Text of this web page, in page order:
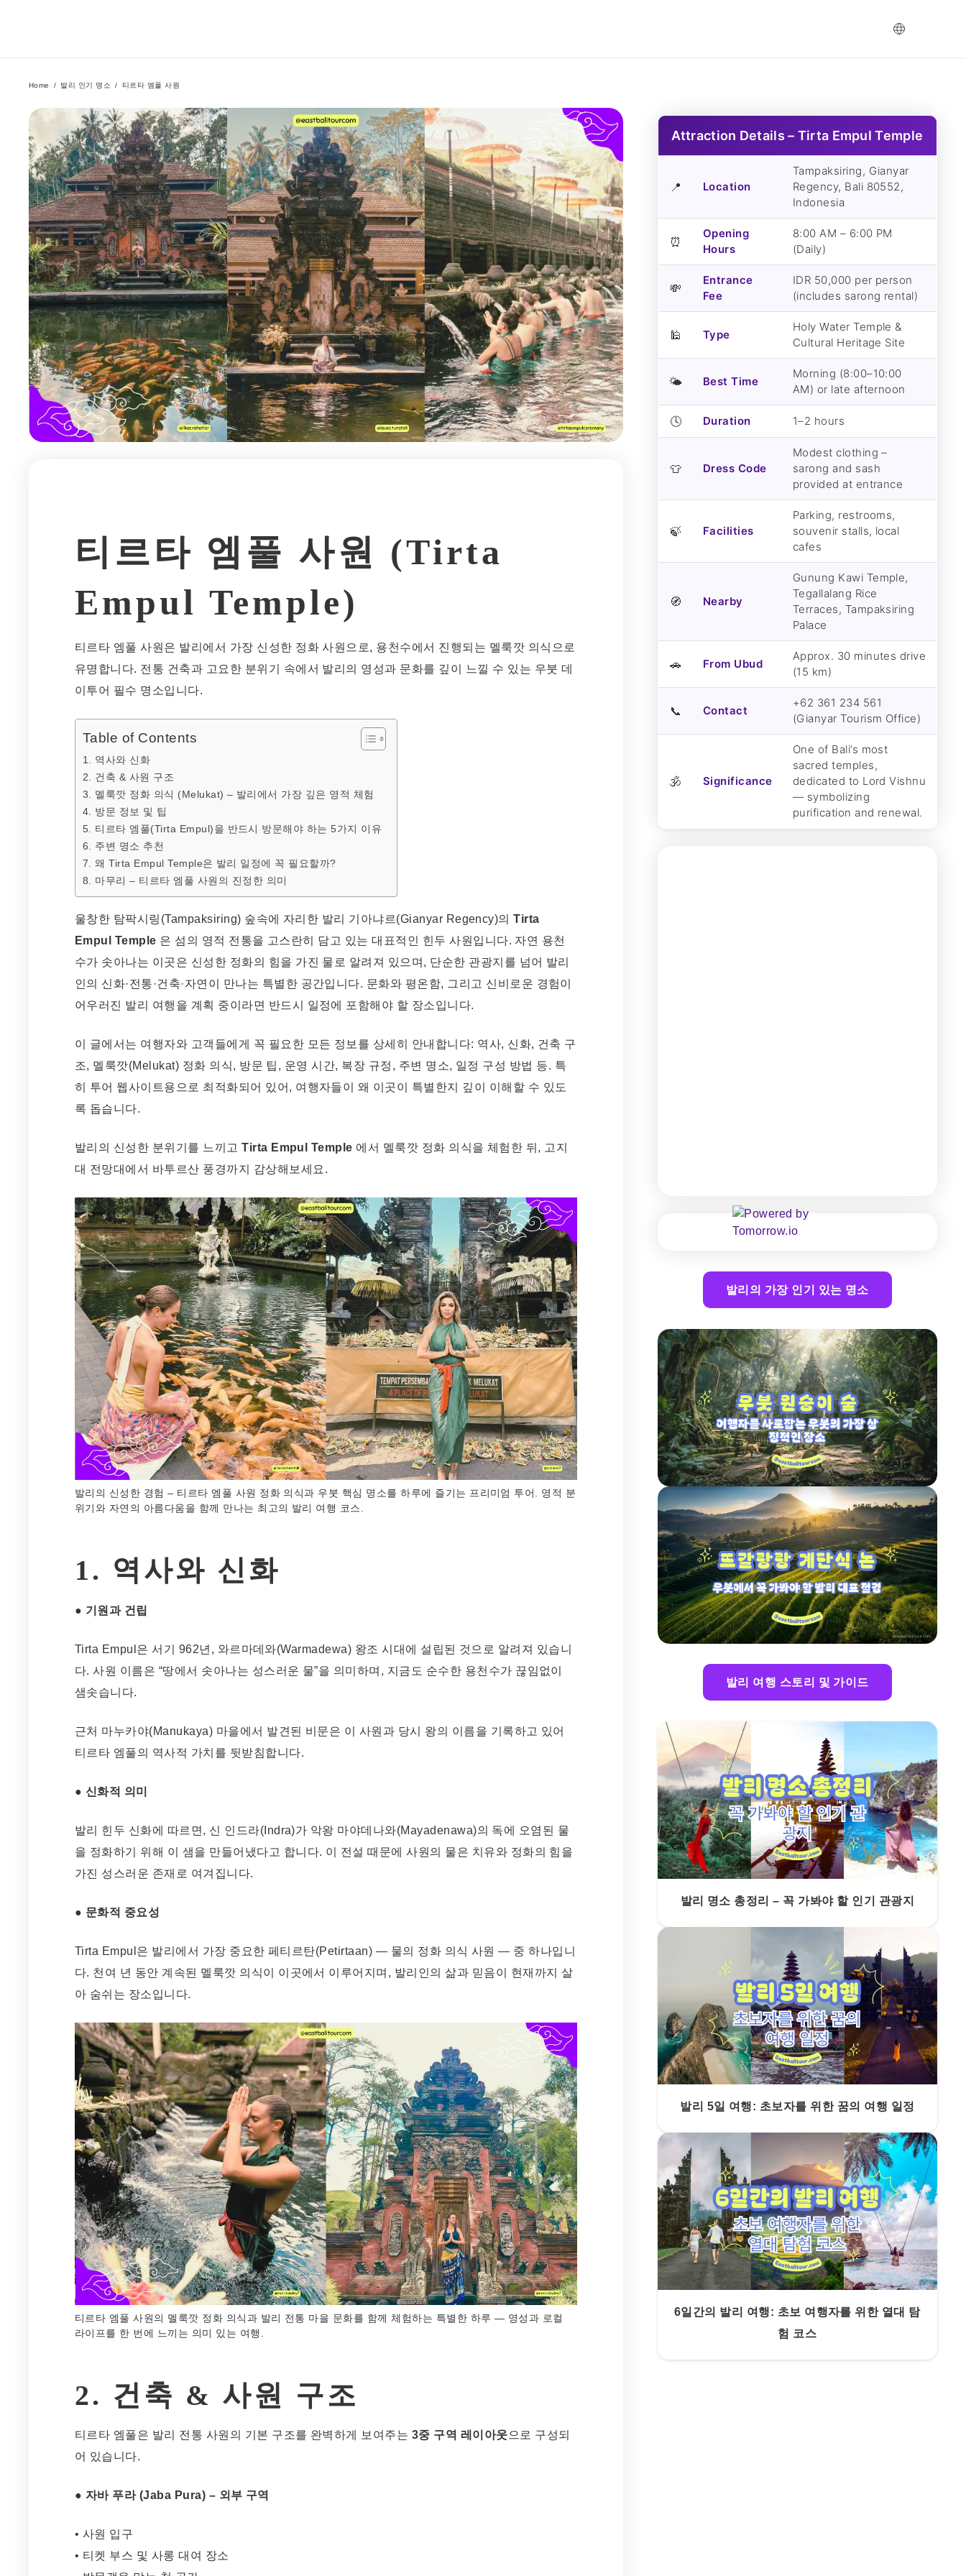
Home / 발리 인기 명소 / 티르타 엠풀 사원
티르타 엠풀 사원 (Tirta
Empul Temple)
티르타 엠풀 사원은 발리에서 가장 신성한 정화 사원으로, 용천수에서 진행되는 멜룩깟 의식으로
유명합니다. 전통 건축과 고요한 분위기 속에서 발리의 영성과 문화를 깊이 느낄 수 있는 우붓 데
이투어 필수 명소입니다.
Table of Contents
1. 역사와 신화
2. 건축 & 사원 구조
3. 멜룩깟 정화 의식 (Melukat) – 발리에서 가장 깊은 영적 체험
4. 방문 정보 및 팁
5. 티르타 엠풀(Tirta Empul)을 반드시 방문해야 하는 5가지 이유
6. 주변 명소 추천
7. 왜 Tirta Empul Temple은 발리 일정에 꼭 필요할까?
8. 마무리 – 티르타 엠풀 사원의 진정한 의미
울창한 탐팍시링(Tampaksiring) 숲속에 자리한 발리 기아냐르(Gianyar Regency)의Tirta
Empul Temple 은 섬의 영적 전통을 고스란히 담고 있는 대표적인 힌두 사원입니다. 자연 용천
수가 솟아나는 이곳은 신성한 정화의 힘을 가진 물로 알려져 있으며, 단순한 관광지를 넘어 발리
인의 신화·전통·건축·자연이 만나는 특별한 공간입니다. 문화와 평온함, 그리고 신비로운 경험이
어우러진 발리 여행을 계획 중이라면 반드시 일정에 포함해야 할 장소입니다.
이 글에서는 여행자와 고객들에게 꼭 필요한 모든 정보를 상세히 안내합니다: 역사, 신화, 건축 구
조, 멜룩깟(Melukat) 정화 의식, 방문 팁, 운영 시간, 복장 규정, 주변 명소, 일정 구성 방법 등. 특
히 투어 웹사이트용으로 최적화되어 있어, 여행자들이 왜 이곳이 특별한지 깊이 이해할 수 있도
록 돕습니다.
발리의 신성한 분위기를 느끼고Tirta Empul Temple 에서 멜룩깟 정화 의식을 체험한 뒤, 고지
대 전망대에서 바투르산 풍경까지 감상해보세요.
발리의 신성한 경험 – 티르타 엠풀 사원 정화 의식과 우붓 핵심 명소를 하루에 즐기는 프리미엄 투어. 영적 분
위기와 자연의 아름다움을 함께 만나는 최고의 발리 여행 코스.
1. 역사와 신화
● 기원과 건립
Tirta Empul은 서기 962년, 와르마데와(Warmadewa) 왕조 시대에 설립된 것으로 알려져 있습니
다. 사원 이름은 “땅에서 솟아나는 성스러운 물”을 의미하며, 지금도 순수한 용천수가 끊임없이
샘솟습니다.
근처 마누카야(Manukaya) 마을에서 발견된 비문은 이 사원과 당시 왕의 이름을 기록하고 있어
티르타 엠풀의 역사적 가치를 뒷받침합니다.
● 신화적 의미
발리 힌두 신화에 따르면, 신 인드라(Indra)가 악왕 마야데나와(Mayadenawa)의 독에 오염된 물
을 정화하기 위해 이 샘을 만들어냈다고 합니다. 이 전설 때문에 사원의 물은 치유와 정화의 힘을
가진 성스러운 존재로 여겨집니다.
● 문화적 중요성
Tirta Empul은 발리에서 가장 중요한 페티르탄(Petirtaan) — 물의 정화 의식 사원 — 중 하나입니
다. 천여 년 동안 계속된 멜룩깟 의식이 이곳에서 이루어지며, 발리인의 삶과 믿음이 현재까지 살
아 숨쉬는 장소입니다.
티르타 엠풀 사원의 멜룩깟 정화 의식과 발리 전통 마을 문화를 함께 체험하는 특별한 하루 — 영성과 로컬
라이프를 한 번에 느끼는 의미 있는 여행.
2. 건축 & 사원 구조
티르타 엠풀은 발리 전통 사원의 기본 구조를 완벽하게 보여주는 3중 구역 레이아웃으로 구성되
어 있습니다.
● 자바 푸라 (Jaba Pura) – 외부 구역
• 사원 입구
• 티켓 부스 및 사롱 대여 장소
Attraction Details – Tirta Empul Temple
📍 Location
Tampaksiring, Gianyar
Regency, Bali 80552,
Indonesia
⏰
Opening
Hours
8:00 AM – 6:00 PM
(Daily)
💸
Entrance
Fee
IDR 50,000 per person
(includes sarong rental)
🕌 Type
Holy Water Temple &
Cultural Heritage Site
🌤️ Best Time
Morning (8:00–10:00
AM) or late afternoon
🕓 Duration 1–2 hours
👕 Dress Code
Modest clothing –
sarong and sash
provided at entrance
🍃 Facilities
Parking, restrooms,
souvenir stalls, local
cafes
🧭 Nearby
Gunung Kawi Temple,
Tegallalang Rice
Terraces, Tampaksiring
Palace
🚗 From Ubud
Approx. 30 minutes drive
(15 km)
📞 Contact
+62 361 234 561
(Gianyar Tourism Office)
🕉️ Significance
One of Bali’s most
sacred temples,
dedicated to Lord Vishnu
— symbolizing
purification and renewal.
발리의 가장 인기 있는 명소
발리 여행 스토리 및 가이드
발리 명소 총정리 – 꼭 가봐야 할 인기 관광지
발리 5일 여행: 초보자를 위한 꿈의 여행 일정
6일간의 발리 여행: 초보 여행자를 위한 열대 탐
험 코스